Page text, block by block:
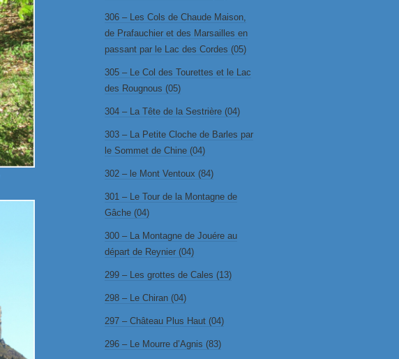
306 – Les Cols de Chaude Maison,
de Prafauchier et des Marsailles en
passant par le Lac des Cordes (05)
305 – Le Col des Tourettes et le Lac
des Rougnous (05)
304 – La Tête de la Sestrière (04)
303 – La Petite Cloche de Barles par
le Sommet de Chine (04)
302 – le Mont Ventoux (84)
301 – Le Tour de la Montagne de
Gâche (04)
300 – La Montagne de Jouére au
départ de Reynier (04)
299 – Les grottes de Cales (13)
298 – Le Chiran (04)
297 – Château Plus Haut (04)
296 – Le Mourre d’Agnis (83)